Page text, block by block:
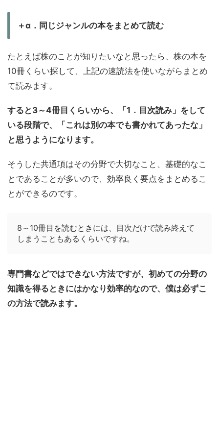
＋α．同じジャンルの本をまとめて読む
たとえば株のことが知りたいなと思ったら、株の本を
10冊くらい探して、上記の速読法を使いながらまとめ
て読みます。
すると3～4冊目くらいから、「1．目次読み」をして
いる段階で、「これは別の本でも書かれてあったな」
と思うようになります。
そうした共通項はその分野で大切なこと、基礎的なこ
とであることが多いので、効率良く要点をまとめるこ
とができるのです。
8～10冊目を読むときには、目次だけで読み終えて
しまうこともあるくらいですね。
専門書などではできない方法ですが、初めての分野の
知識を得るときにはかなり効率的なので、僕は必ずこ
の方法で読みます。